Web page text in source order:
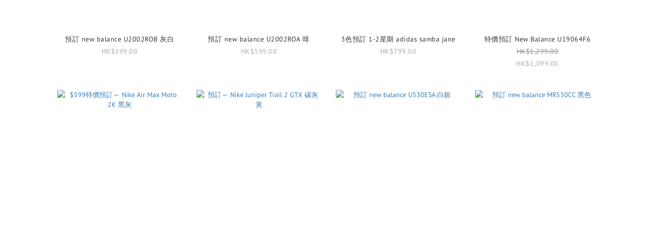
預訂 new balance U2002ROB 灰白
HK$599.00
預訂 new balance U2002ROA 啡
HK$599.00
3色預訂 1-2星期 adidas samba jane
HK$799.00
特價預訂 New Balance U19064F6
HK$1,299.00
HK$1,099.00